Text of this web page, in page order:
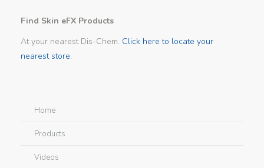
Find Skin eFX Products
At your nearest Dis-Chem. Click here to locate your
nearest store.
Home
Products
Videos